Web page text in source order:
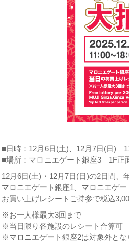
■日時：12月6日(土)、12月7日(日)
■場所：マロニエゲート銀座3 1F正
12月6日(土)・12月7日(日)の2日間、
マロニエゲート銀座1、マロニエゲ
お買い上げレシートご持参で税込
※お一人様最大3回まで
※当日限り各施設のレシート合算可
※マロニエゲート銀座2は対象外とな